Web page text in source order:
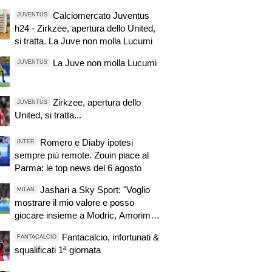
JUVENTUS
Calciomercato Juventus
h24 - Zirkzee, apertura dello United,
si tratta. La Juve non molla Lucumi
JUVENTUS La Juve non molla Lucumi
JUVENTUS
Zirkzee, apertura dello
United, si tratta...
INTER
Romero e Diaby ipotesi
sempre più remote. Zouin piace al
Parma: le top news del 6 agosto
MILAN
Jashari a Sky Sport: "Voglio
mostrare il mio valore e posso
giocare insieme a Modric, Amorim
diversa"
FANTACALCIO
Fantacalcio, infortunati &
squalificati 1ª giornata